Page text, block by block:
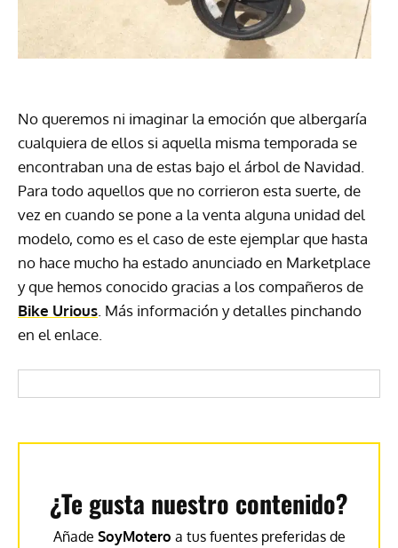
No queremos ni imaginar la emoción que albergaría
cualquiera de ellos si aquella misma temporada se
encontraban una de estas bajo el árbol de Navidad.
Para todo aquellos que no corrieron esta suerte, de
vez en cuando se pone a la venta alguna unidad del
modelo, como es el caso de este ejemplar que hasta
no hace mucho ha estado anunciado en Marketplace
y que hemos conocido gracias a los compañeros de
Bike Urious . Más información y detalles pinchando
en el enlace.
¿Te gusta nuestro contenido?
Añade SoyMotero a tus fuentes preferidas de